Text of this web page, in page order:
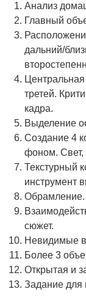
Анализ
Главный
дальний/
третей.
кадра.
Выделение
Создание 4
фоном. Свет,
Текстурный
инструмент
Обрамление.
сюжет.
Невидимые
Более 3
Открытая и
Задание для